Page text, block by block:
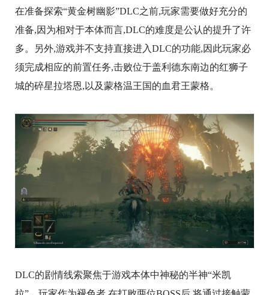
在准备探索“黄金树幽影”DLC之前,玩家需要做好充分的
准备,因为相对于本体而言,DLC的难度是公认的提升了许
多。另外,游戏并不支持直接进入DLC的功能,因此玩家必
须完成相应的前置任务,击败位于盖利德东南边的红狮子
城的碎星拉塔恩,以及蒙格温王国的血君王蒙格。
DLC的剧情线索聚焦于游戏本体中神秘的半神“米凯